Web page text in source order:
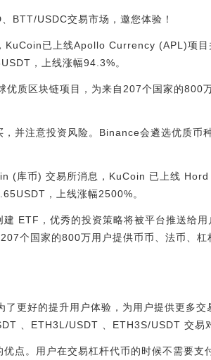
BTT/USDC交易市场，邀您体验！
已上线Apollo Currency (APL)项目
，上线涨幅94.3%。
质区块链项目，为来自207个国家的800
并注意投资风险。Binance会遴选优质币
(库币) 交易所消息，KuCoin 已上线
，上线涨幅2500%。
ETF，优秀的投资策略将被平台推送给用
个国家的800万用户提供币币、法币、杠
更好的提升用户体验，为用户提供更多交
、ETH3L/USDT 、ETH3S/USDT 交易
点。用户在交易杠杆代币的时候不需要支